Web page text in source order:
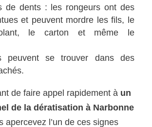
de dents : les rongeurs ont des
et peuvent mordre les fils, le
le carton et même le
peuvent se trouver dans des
de faire appel rapidement à un
de la dératisation à Narbonne
apercevez l’un de ces signes